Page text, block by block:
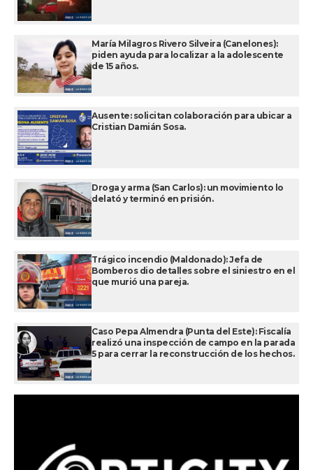
María Milagros Rivero Silveira (Canelones):
piden ayuda para localizar a la adolescente
de 15 años.
Ausente: solicitan colaboración para ubicar a
Cristian Damián Sosa.
Droga y arma (San Carlos): un movimiento lo
delató y terminó en prisión.
Trágico incendio (Maldonado): Jefa de
Bomberos dio detalles sobre el siniestro en el
que murió una pareja.
Caso Pepa Almendra (Punta del Este): Fiscalía
realizó una inspección de campo en la parada
5 para cerrar la reconstrucción de los hechos.